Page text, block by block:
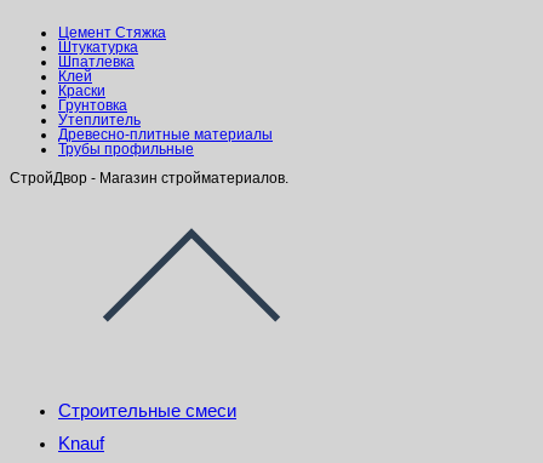
Цемент Стяжка
Штукатурка
Шпатлевка
Клей
Краски
Грунтовка
Утеплитель
Древесно-плитные материалы
Трубы профильные
СтройДвор - Магазин стройматериалов.
Строительные смеси
Knauf